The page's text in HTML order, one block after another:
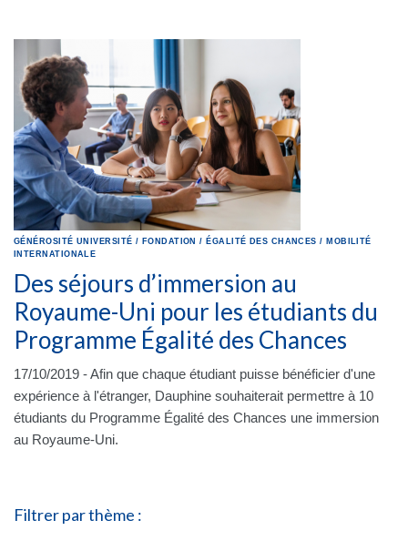
GÉNÉROSITÉ UNIVERSITÉ / FONDATION / ÉGALITÉ DES CHANCES / MOBILITÉ
INTERNATIONALE
Des séjours d’immersion au
Royaume-Uni pour les étudiants du
Programme Égalité des Chances
17/10/2019 - Afin que chaque étudiant puisse bénéficier d'une
expérience à l'étranger, Dauphine souhaiterait permettre à 10
étudiants du Programme Égalité des Chances une immersion
au Royaume-Uni.
Filtrer par thème :